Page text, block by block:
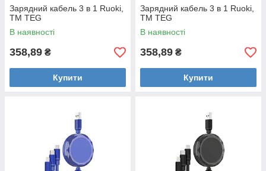
Зарядний кабель 3 в 1 Ruoki,
ТМ TEG
В наявності
358,89 ₴
Купити
Зарядний кабель 3 в 1 Ruoki,
ТМ TEG
В наявності
358,89 ₴
Купити